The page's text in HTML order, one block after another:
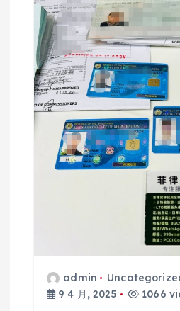
admin
9 4 月, 2025
1066